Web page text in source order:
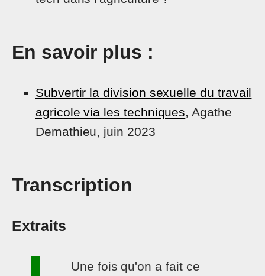
En savoir plus :
Subvertir la division sexuelle du travail
agricole via les techniques, Agathe
Demathieu, juin 2023
Transcription
Extraits
Une fois qu'on a fait ce